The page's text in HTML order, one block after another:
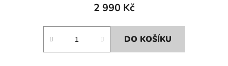
2 990 Kč
DO KOŠÍKU